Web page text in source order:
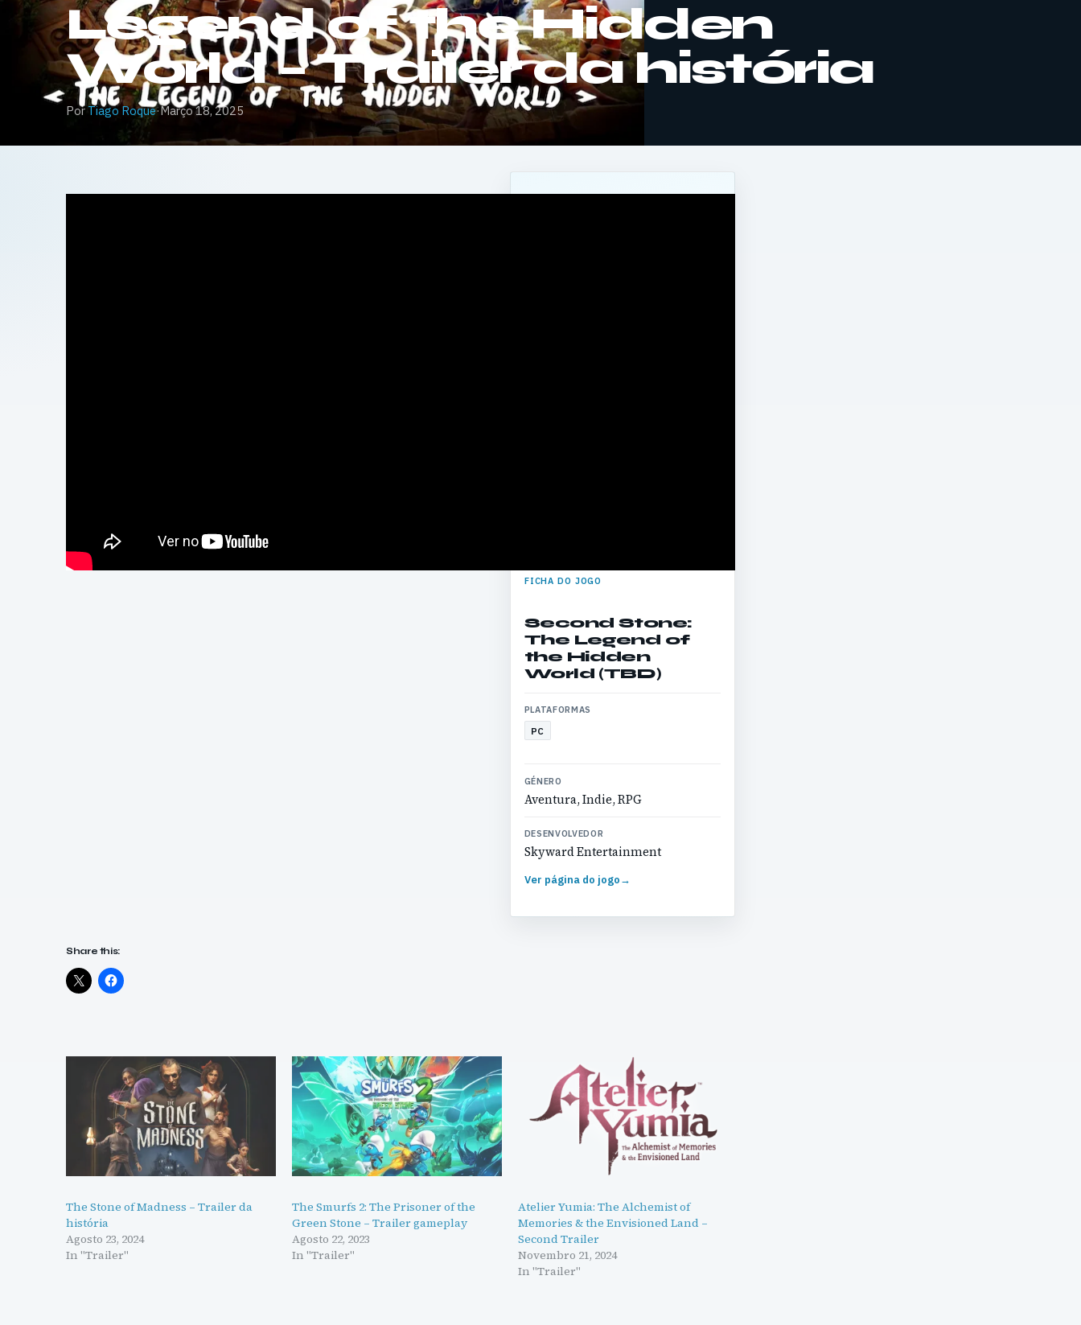
Legend of the Hidden
World – Trailer da história
PorTiago Roque·Março 18, 2025
FICHA DO JOGO
Second Stone:
The Legend of
the Hidden
World (TBD)
PLATAFORMAS
PC
GÉNERO
Aventura, Indie, RPG
DESENVOLVEDOR
Skyward Entertainment
Ver página do jogo→
Share this:
The Stone of Madness – Trailer da
história
Agosto 23, 2024
In "Trailer"
The Smurfs 2: The Prisoner of the
Green Stone – Trailer gameplay
Agosto 22, 2023
In "Trailer"
Atelier Yumia: The Alchemist of
Memories & the Envisioned Land –
Second Trailer
Novembro 21, 2024
In "Trailer"